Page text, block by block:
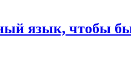
язык, чтобы